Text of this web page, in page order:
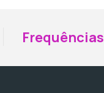
Frequências